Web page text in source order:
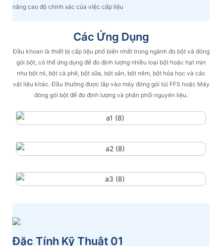
nâng cao độ chính xác của việc cấp liệu
Các Ứng Dụng
Đầu khoan là thiết bị cấp liệu phổ biến nhất trong ngành đo bột và đóng
gói bột, có thể ứng dụng để đo định lượng nhiều loại bột hoặc hạt mịn
như bột mì, bột cà phê, bột sữa, bột sắn, bột nêm, bột hóa học và các
vật liệu khác. Đầu thường được lắp vào máy đóng gói túi FFS hoặc Máy
đóng gói bột để đo định lượng và phân phối nguyên liệu.
Đặc Tính Kỹ Thuật 01